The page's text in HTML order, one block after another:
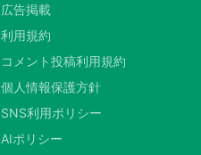
広告掲載
利用規約
コメント投稿利用規約
個人情報保護方針
SNS利用ポリシー
AIポリシー